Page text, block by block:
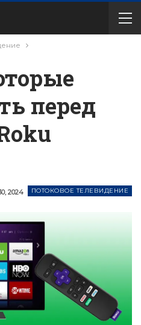
перед
ПОТОКОВОЕ ТЕЛЕВИДЕНИЕ
2024